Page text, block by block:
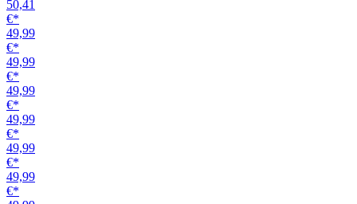
50,41
€*
49,99
€*
49,99
€*
49,99
€*
49,99
€*
49,99
€*
49,99
€*